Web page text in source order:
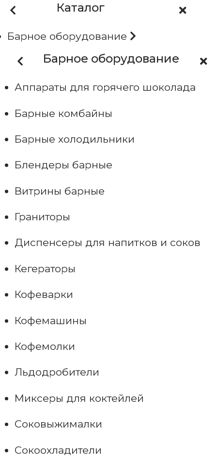
Каталог
Барное оборудование
Барное оборудование
Аппараты для горячего шоколада
Барные комбайны
Барные холодильники
Блендеры барные
Витрины барные
Граниторы
Диспенсеры для напитков и соков
Кегераторы
Кофеварки
Кофемашины
Кофемолки
Льдодробители
Миксеры для коктейлей
Соковыжималки
Сокоохладители